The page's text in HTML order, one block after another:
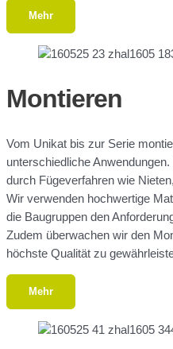
Mehr
Montieren
Vom Unikat bis zur Serie
unterschiedliche
durch Fügeverfahren wie
Wir verwenden hochwertige
die Baugruppen den
Zudem überwachen wir den
höchste Qualität zu
Mehr